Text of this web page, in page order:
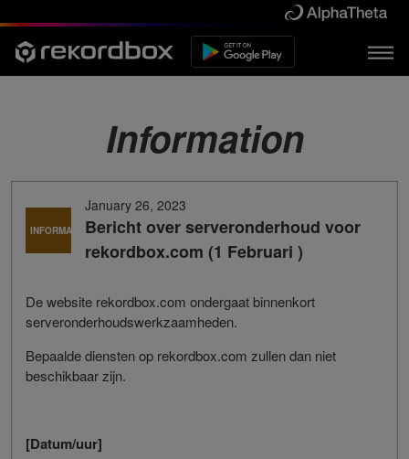
Information
INFORMATIE
January 26, 2023
Bericht over serveronderhoud voor
rekordbox.com (1 Februari )
De website rekordbox.com ondergaat binnenkort
serveronderhoudswerkzaamheden.
Bepaalde diensten op rekordbox.com zullen dan niet
beschikbaar zijn.
[Datum/uur]